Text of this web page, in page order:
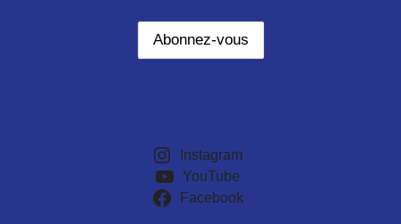
Instagram
YouTube
Facebook